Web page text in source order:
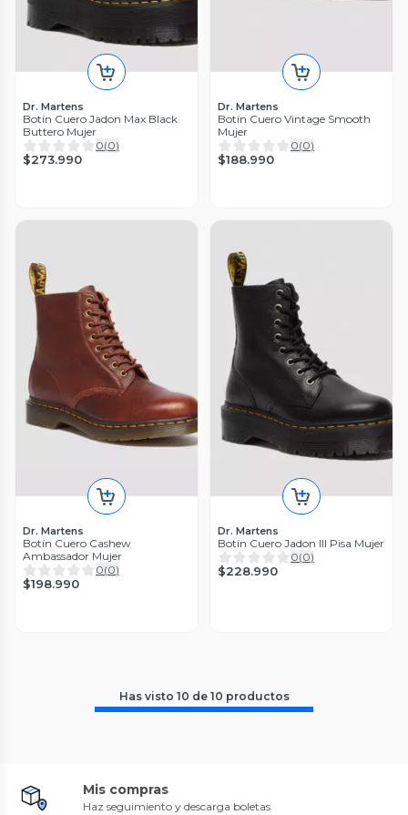
Dr. Martens
Botín Cuero Jadon Max Black
Buttero Mujer
0(0)
$273.990
Dr. Martens
Botín Cuero Vintage Smooth
Mujer
0(0)
$188.990
Dr. Martens
Botín Cuero Cashew
Ambassador Mujer
0(0)
$198.990
Dr. Martens
Botín Cuero Jadon III Pisa Mujer
0(0)
$228.990
Has visto 10 de 10 productos
Mis compras
Haz seguimiento y descarga boletas